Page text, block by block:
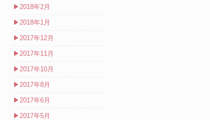
▶2018年2月
▶2018年1月
▶2017年12月
▶2017年11月
▶2017年10月
▶2017年8月
▶2017年6月
▶2017年5月